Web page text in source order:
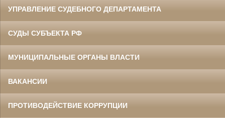
УПРАВЛЕНИЕ СУДЕБНОГО ДЕПАРТАМЕНТА
СУДЫ СУБЪЕКТА РФ
МУНИЦИПАЛЬНЫЕ ОРГАНЫ ВЛАСТИ
ВАКАНСИИ
ПРОТИВОДЕЙСТВИЕ КОРРУПЦИИ